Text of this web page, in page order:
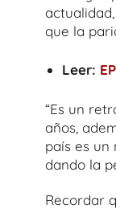
que la
Leer:
“Es un
años,
país es
dando la
Recordar